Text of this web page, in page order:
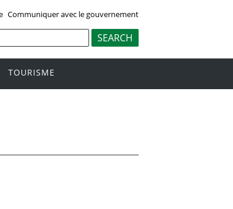
Communiquer avec le gouvernement
TOURISME